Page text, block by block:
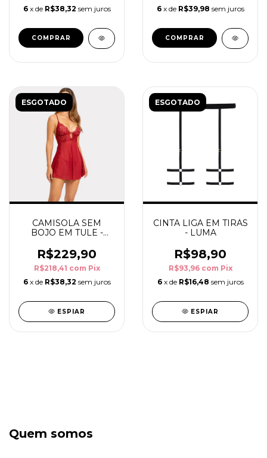
6 x de R$38,32 sem juros
COMPRAR
6 x de R$39,98 sem juros
COMPRAR
ESGOTADO
CAMISOLA SEM
BOJO EM TULE -
R$229,90
R$218,41 com Pix
6 x de R$38,32 sem juros
ESPIAR
ESGOTADO
CINTA LIGA EM TIRAS
- LUMA
R$98,90
R$93,96 com Pix
6 x de R$16,48 sem juros
ESPIAR
Quem somos